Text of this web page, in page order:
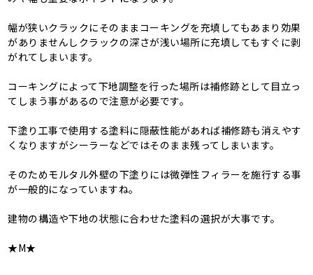
幅が狭いクラックにそのままコーキングを充填してもあまり効果
がありませんしクラックの深さが浅い場所に充填してもすぐに剥
がれてしまいます。
コーキングによって下地調整を行った場所は補修跡として目立っ
てしまう事があるので注意が必要です。
下塗り工事で使用する塗料に隠蔽性能があれば補修跡も消えやす
くなりますがシーラーなどではそのまま残ってしまいます。
そのためモルタル外壁の下塗りには微弾性フィラーを施行する事
が一般的になっていますね。
建物の構造や下地の状態に合わせた塗料の選択が大事です。
★M★